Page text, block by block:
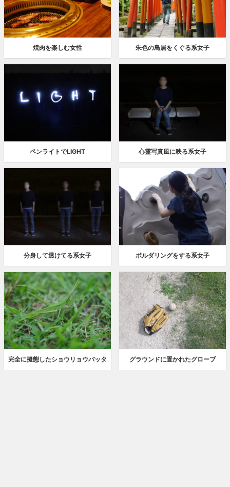
焼肉を楽しむ女性 朱色の鳥居をくぐる系女子
ペンライトでLIGHT 心霊写真風に映る系女子
分身して透けてる系女子 ボルダリングをする系女子
完全に擬態したショウリョウバッタ グラウンドに置かれたグローブ